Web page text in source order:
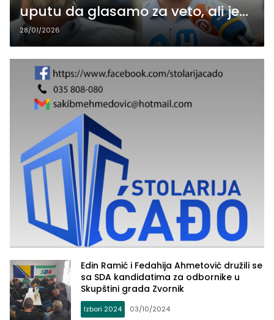
uputu da glasamo za veto, ali je
Mahmutović imao drugačije
viđenje
28/01/2026
Edin Ramić i Fedahija Ahmetović družili se
sa SDA kandidatima za odbornike u
Skupštini grada Zvornik
Izbori 2024 03/10/2024